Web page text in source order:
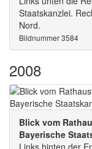
Staatskanzlei.
Nord.
Bildnummer 3584
2008
Blick vom
Bayerische
Links hinten der